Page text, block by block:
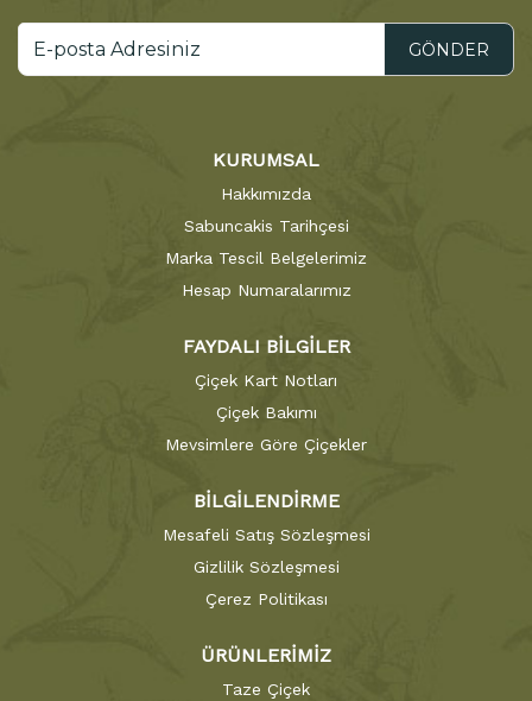
GÖNDER
KURUMSAL
Hakkımızda
Sabuncakis Tarihçesi
Marka Tescil Belgelerimiz
Hesap Numaralarımız
FAYDALI BİLGİLER
Çiçek Kart Notları
Çiçek Bakımı
Mevsimlere Göre Çiçekler
BİLGİLENDİRME
Mesafeli Satış Sözleşmesi
Gizlilik Sözleşmesi
Çerez Politikası
ÜRÜNLERİMİZ
Taze Çiçek